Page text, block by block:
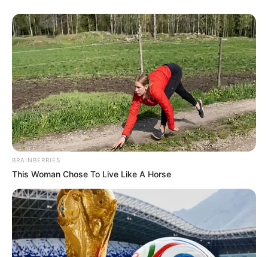
BRAINBERRIES
This Woman Chose To Live Like A Horse